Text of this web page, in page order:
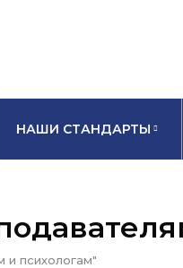
НАШИ СТАНДАРТЫ
и психологам"